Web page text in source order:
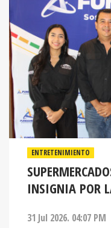
ENTRETENIMIENTO
INSIGNIA POR
31 Jul 2026. 04:07 PM